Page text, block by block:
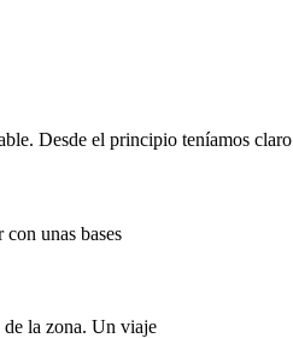
Desde el principio teníamos claro
unas bases
de la zona. Un viaje